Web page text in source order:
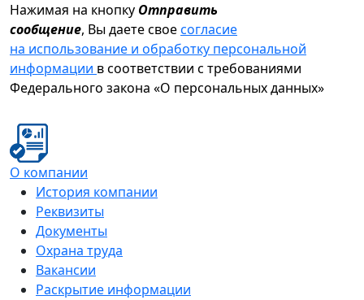
Нажимая на кнопку Отправить
сообщение, Вы даете своесогласие
на использование и обработку персональной
информации в соответствии с требованиями
Федерального закона «О персональных данных»
О компании
История компании
Реквизиты
Документы
Охрана труда
Вакансии
Раскрытие информации